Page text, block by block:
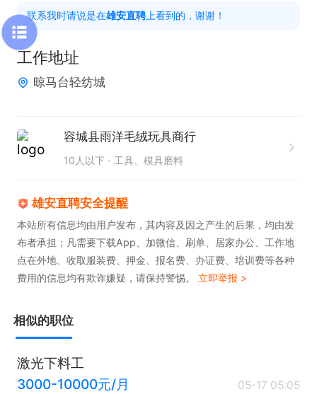
2. 熟练掌握快递包打包技能，保证工作质量。
3. 持有有效驾驶证，能够熟练驾驶车辆。
4. 具备良好的责任心和执行力，确保工作按时完成。
5. 拥有较强的学习能力，能快速适应工作要求。
联系我时请说是在雄安直聘 上看到的，谢谢！
工作地址
晾马台轻纺城
容城县雨洋毛绒玩具商行
10人以下 工具、模具磨料
雄安直聘安全提醒
本站所有信息均由用户发布，其内容及因之产生的后果，均由发
布者承担；凡需要下载App、加微信、刷单、居家办公、工作地
点在外地、收取服装费、押金、报名费、办证费、培训费等各种
费用的信息均有欺诈嫌疑，请保持警惕。 立即举报 >
相似的职位
激光下料工
3000-10000元/月
05-17 05:05